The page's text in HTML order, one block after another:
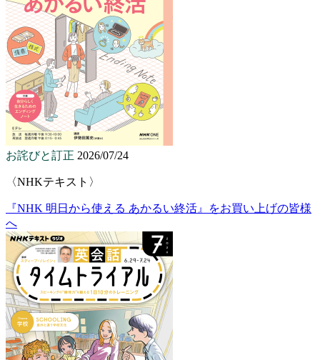
お詫びと訂正 2026/07/24
〈NHKテキスト〉
『NHK 明日から使える あかるい終活』をお買い上げの皆様
へ